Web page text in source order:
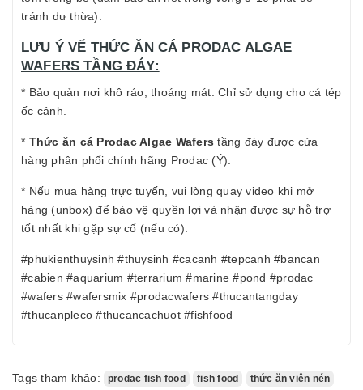
tránh dư thừa).
LƯU Ý VỂ THỨC ĂN CÁ PRODAC ALGAE
WAFERS TẦNG ĐÁY:
* Bảo quản nơi khô ráo, thoáng mát. Chỉ sử dụng cho cá tép
ốc cảnh.
* Thức ăn cá Prodac Algae Waferstầng đáy được cửa
hàng phân phối chính hãng Prodac (Ý).
* Nếu mua hàng trực tuyến, vui lòng quay video khi mở
hàng (unbox) để bảo vệ quyền lợi và nhận được sự hỗ trợ
tốt nhất khi gặp sự cố (nếu có).
#phukienthuysinh #thuysinh #cacanh #tepcanh #bancan
#cabien #aquarium #terrarium #marine #pond #prodac
#wafers #wafersmix #prodacwafers #thucantangday
#thucanpleco #thucancachuot #fishfood
Tags tham khảo: prodac fish food fish food thức ăn viên nén